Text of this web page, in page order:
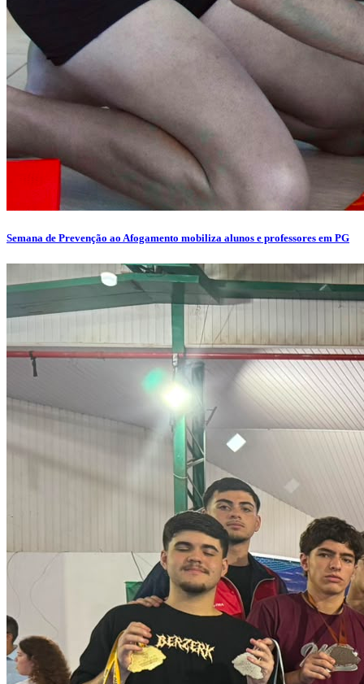
Semana de Prevenção ao Afogamento mobiliza alunos e professores em PG